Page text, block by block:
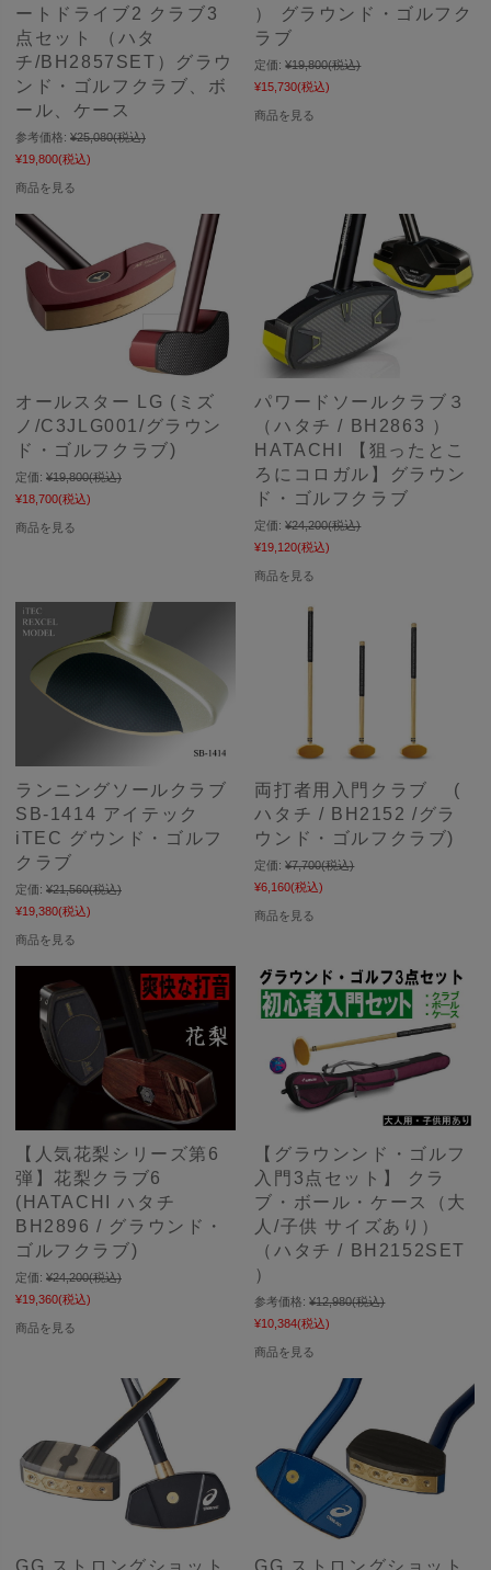
ートドライブ2 クラブ3
点セット （ハタ
チ/BH2857SET）グラウ
ンド・ゴルフクラブ、ボ
ール、ケース
参考価格: ¥25,080(税込)
¥19,800(税込)
商品を見る
） グラウンド・ゴルフク
ラブ
定価: ¥19,800(税込)
¥15,730(税込)
商品を見る
オールスター LG (ミズ
ノ/C3JLG001/グラウン
ド・ゴルフクラブ)
定価: ¥19,800(税込)
¥18,700(税込)
商品を見る
パワードソールクラブ３
（ハタチ / BH2863 ）
HATACHI 【狙ったとこ
ろにコロガル】グラウン
ド・ゴルフクラブ
定価: ¥24,200(税込)
¥19,120(税込)
商品を見る
ランニングソールクラブ
SB-1414 アイテック
iTEC グウンド・ゴルフ
クラブ
定価: ¥21,560(税込)
¥19,380(税込)
商品を見る
両打者用入門クラブ (
ハタチ / BH2152 /グラ
ウンド・ゴルフクラブ)
定価: ¥7,700(税込)
¥6,160(税込)
商品を見る
【人気花梨シリーズ第6
弾】花梨クラブ6
(HATACHI ハタチ
BH2896 / グラウンド・
ゴルフクラブ)
定価: ¥24,200(税込)
¥19,360(税込)
商品を見る
【グラウンンド・ゴルフ
入門3点セット】 クラ
ブ・ボール・ケース（大
人/子供 サイズあり）
（ハタチ / BH2152SET
）
参考価格: ¥12,980(税込)
¥10,384(税込)
商品を見る
GG ストロングショット GG ストロングショット